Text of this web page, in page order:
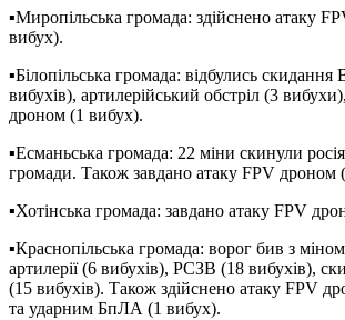
▪️Миропільська громада: здійснено атаку
вибух).
▪️Білопільська громада: відбулись
вибухів), артилерійський обстріл (3
дроном (1 вибух).
▪️Есманьська громада: 22 міни скинули
громади. Також завдано атаку FPV дроном
▪️Хотінська громада: завдано атаку FPV
▪️Краснопільська громада: ворог бив з
артилерії (6 вибухів), РСЗВ (18 вибухів),
(15 вибухів). Також здійснено атаку FPV
та ударним БпЛА (1 вибух).